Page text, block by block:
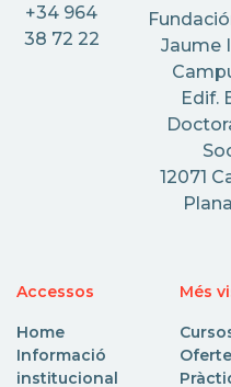
+34 964
38 72 22
Jaume
Edif.
12071
Accessos
Home
Informació
institucional
Més